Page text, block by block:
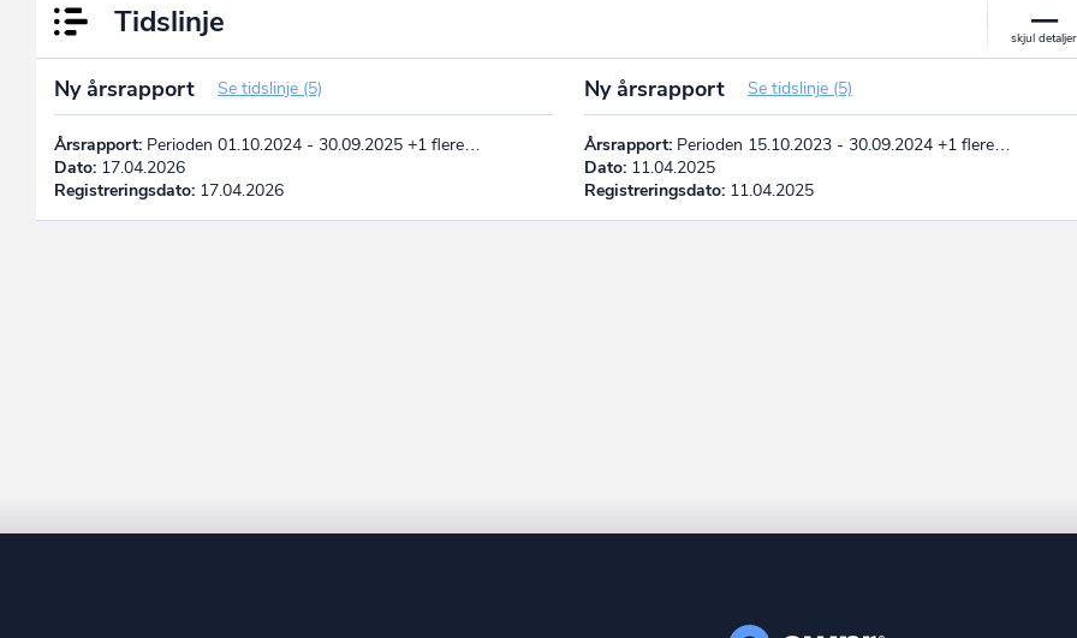
Tidslinje
Ny årsrapport Se tidslinje (5)
Årsrapport: Perioden 01.10.2024 - 30.09.2025 +1 flere…
Dato: 17.04.2026
Registreringsdato: 17.04.2026
Ny årsrapport Se tidslinje (5)
Årsrapport:Perioden 15.10.2023 - 30.09.2024 +1 flere…
Dato:11.04.2025
Registreringsdato:11.04.2025